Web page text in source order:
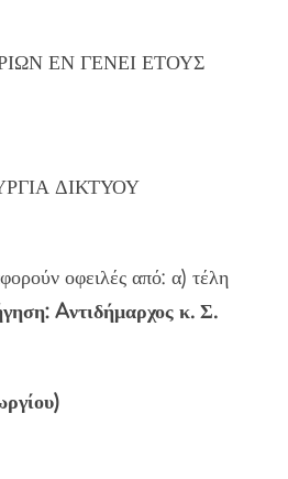
ΕΝ ΓΕΝΕΙ ΕΤΟΥΣ
ΔΙΚΤΥΟΥ
οφειλές από: α) τέλη
Aντιδήμαρχος κ. Σ.